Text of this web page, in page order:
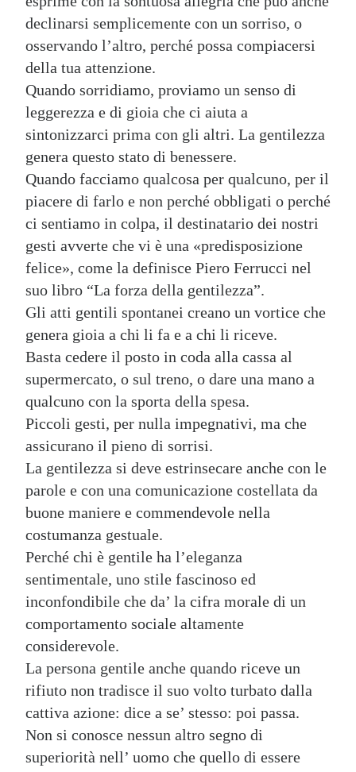
declinarsi semplicemente con un sorriso, o
osservando l’altro, perché possa compiacersi
della tua attenzione.
Quando sorridiamo, proviamo un senso di
leggerezza e di gioia che ci aiuta a
sintonizzarci prima con gli altri. La gentilezza
genera questo stato di benessere.
Quando facciamo qualcosa per qualcuno, per il
piacere di farlo e non perché obbligati o perché
ci sentiamo in colpa, il destinatario dei nostri
gesti avverte che vi è una «predisposizione
felice», come la definisce Piero Ferrucci nel
suo libro “La forza della gentilezza”.
Gli atti gentili spontanei creano un vortice che
genera gioia a chi li fa e a chi li riceve.
Basta cedere il posto in coda alla cassa al
supermercato, o sul treno, o dare una mano a
qualcuno con la sporta della spesa.
Piccoli gesti, per nulla impegnativi, ma che
assicurano il pieno di sorrisi.
La gentilezza si deve estrinsecare anche con le
parole e con una comunicazione costellata da
buone maniere e commendevole nella
costumanza gestuale.
Perché chi è gentile ha l’eleganza
sentimentale, uno stile fascinoso ed
inconfondibile che da’ la cifra morale di un
comportamento sociale altamente
considerevole.
La persona gentile anche quando riceve un
rifiuto non tradisce il suo volto turbato dalla
cattiva azione: dice a se’ stesso: poi passa.
Non si conosce nessun altro segno di
superiorità nell’ uomo che quello di essere